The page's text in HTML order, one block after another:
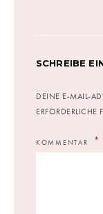
SCHREIBE
DEINE E-MAIL-
ERFORDERLICHE
KOMMENTAR